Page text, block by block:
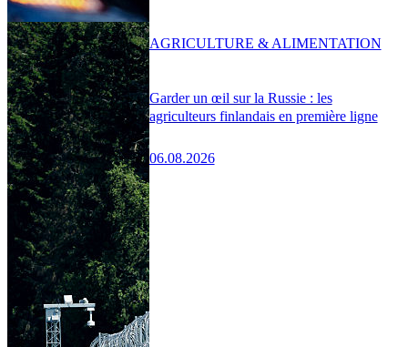
Garder un œil sur la Russie : les
agriculteurs finlandais en première ligne
06.08.2026
AGRICULTURE & ALIMENTATION